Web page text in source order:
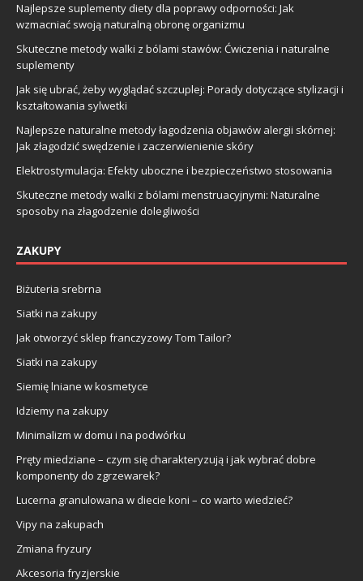
Najlepsze suplementy diety dla poprawy odporności: Jak
wzmacniać swoją naturalną obronę organizmu
Skuteczne metody walki z bólami stawów: Ćwiczenia i naturalne
suplementy
Jak się ubrać, żeby wyglądać szczuplej: Porady dotyczące stylizacji i
kształtowania sylwetki
Najlepsze naturalne metody łagodzenia objawów alergii skórnej:
Jak złagodzić swędzenie i zaczerwienienie skóry
Elektrostymulacja: Efekty uboczne i bezpieczeństwo stosowania
Skuteczne metody walki z bólami menstruacyjnymi: Naturalne
sposoby na złagodzenie dolegliwości
ZAKUPY
Biżuteria srebrna
Siatki na zakupy
Jak otworzyć sklep franczyzowy Tom Tailor?
Siatki na zakupy
Siemię lniane w kosmetyce
Idziemy na zakupy
Minimalizm w domu i na podwórku
Pręty miedziane – czym się charakteryzują i jak wybrać dobre
komponenty do zgrzewarek?
Lucerna granulowana w diecie koni – co warto wiedzieć?
Vipy na zakupach
Zmiana fryzury
Akcesoria fryzjerskie